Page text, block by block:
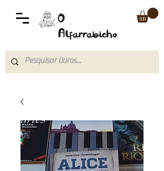
O
Alfarrabicho